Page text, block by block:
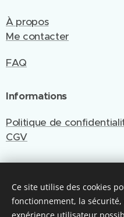
À propos
Me contacter
FAQ
Informations
Politique de
CGV
Site créé et géré
Optimisé par
Ce site utilise des cookies
fonctionnement, la